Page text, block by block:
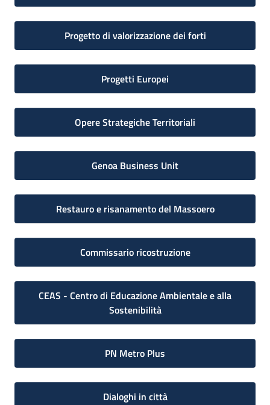
Progetto di valorizzazione dei forti
Progetti Europei
Opere Strategiche Territoriali
Genoa Business Unit
Restauro e risanamento del Massoero
Commissario ricostruzione
CEAS - Centro di Educazione Ambientale e alla
Sostenibilità
PN Metro Plus
Dialoghi in città